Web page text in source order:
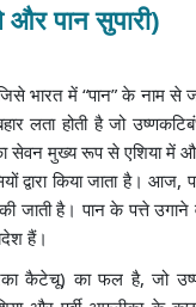
पान सुपारी)
भारत में “पान” के नाम से
लता होती है जो
सेवन मुख्य रूप से एशिया में
द्वारा किया जाता है।
की जाती है। पान के पत्ते
हैं।
कैटेचू) का फल है, जो